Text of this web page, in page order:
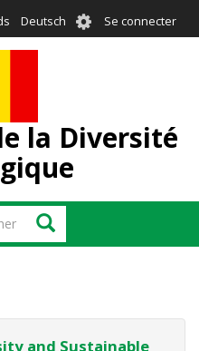
Deutsch User
account
Se connecter
la Diversité
Rechercher
and Sustainable